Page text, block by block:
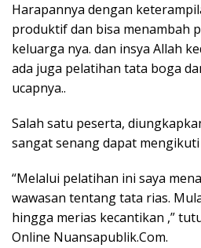
Harapannya dengan
produktif dan bisa menambah
keluarga nya. dan insya Allah
ada juga pelatihan tata boga
ucapnya..
Salah satu peserta,
sangat senang dapat
“Melalui pelatihan ini saya
wawasan tentang tata rias.
hingga merias kecantikan ,”
Online Nuansapublik.Com.